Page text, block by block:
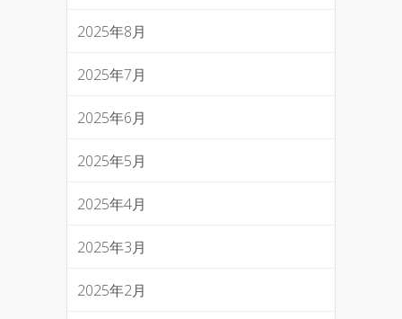
2025年8月
2025年7月
2025年6月
2025年5月
2025年4月
2025年3月
2025年2月